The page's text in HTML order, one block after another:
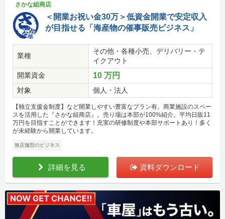
さかな組商店
＜開業お祝い金30万＞低資金開業で安定収入
が目指せる「海産物の催事販売ビジネス」
業種
その他・各種小売、デリバリー・テ
イクアウト
開業資金
10 万円
対象 個人・法人
【独立支援金制度】など開業しやすい豊富なプラン有。商業施設のスペー
スを活用した『さかな組商店』。売り場は本部が100%紹介。平均日販11
万円を目指すことができます！充実の研修制度や本部サポートあり！多く
が未経験から開業しています。
無店舗型のビジネス
詳細を見る 資料ダウンロード